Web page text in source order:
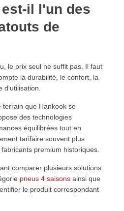
il l'un des
de
le prix seul ne suffit pas. Il faut
la durabilité, le confort, la
d'utilisation.
que Hankook se
des technologies
équilibrées tout en
tarifaire souvent plus
premium historiques.
comparer plusieurs solutions
pneus 4 saisonsainsi que
le produit correspondant